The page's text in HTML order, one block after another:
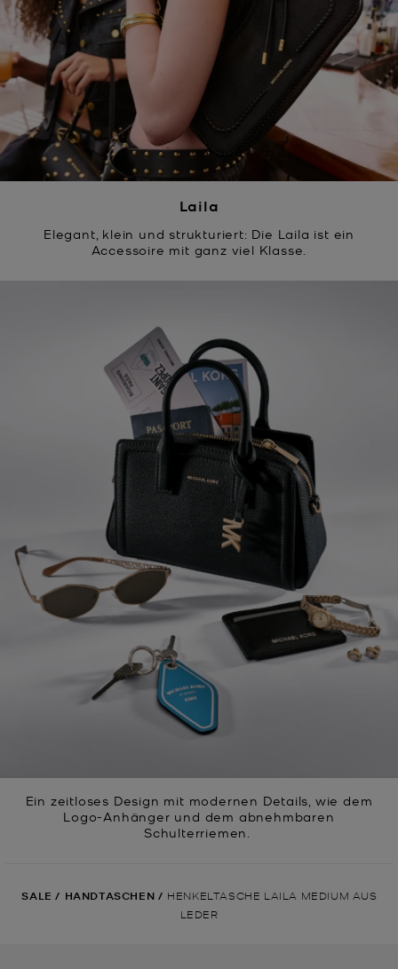
Laila
Elegant, klein und strukturiert: Die Laila ist ein
Accessoire mit ganz viel Klasse.
Ein zeitloses Design mit modernen Details, wie dem
Logo-Anhänger und dem abnehmbaren
Schulterriemen.
SALE / HANDTASCHEN / HENKELTASCHE LAILA MEDIUM AUS
LEDER